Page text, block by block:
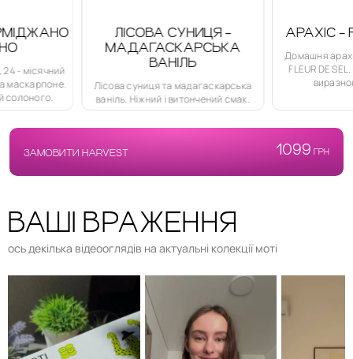
ЛІСОВА СУНИЦЯ -
МАДАГАСКАРСЬКА
Лісова суниця та мадагаскарська
ваніль. Ніжний і витончений смак.
АРАХІС - FLEUR DE
Домашня арахісова паста,
FLEUR DE SEL. Насичений
виразною текстурою.
ЗАМОВИТИ HARVEST 1099 ГРН
ВАШІ ВРАЖЕННЯ
ось декілька відеооглядів на актуальні колекції моті